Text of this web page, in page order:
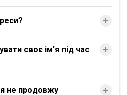
своє ім'я під час
не продовжу